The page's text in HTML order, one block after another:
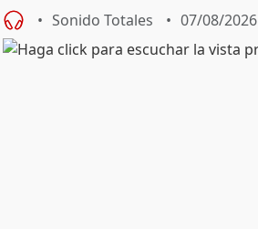
Sonido Totales 07/08/2026